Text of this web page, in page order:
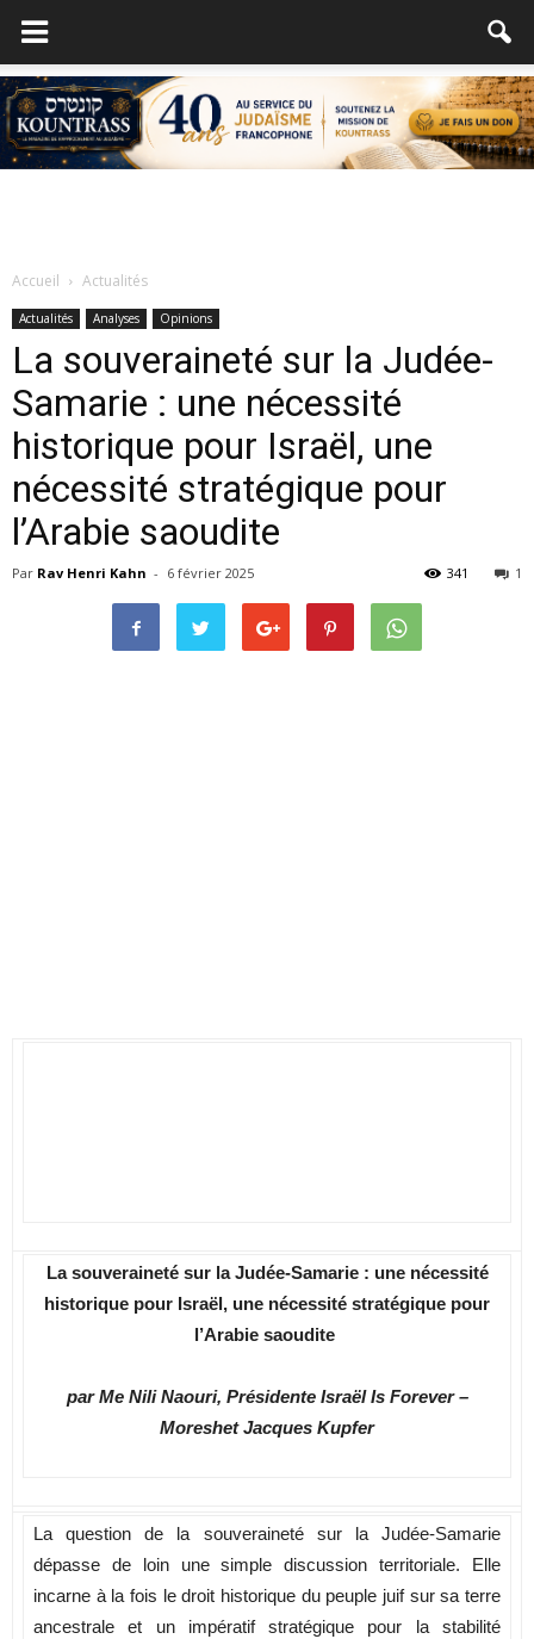
Accueil Actualités
Actualités Analyses Opinions
La souveraineté sur la Judée-
Samarie : une nécessité
historique pour Israël, une
nécessité stratégique pour
l’Arabie saoudite
Par Rav Henri Kahn - 6 février 2025 1
341
La souveraineté sur la Judée-Samarie : une nécessité
historique pour Israël, une nécessité stratégique pour
l’Arabie saoudite
par Me Nili Naouri, Présidente Israël Is Forever –
Moreshet Jacques Kupfer
La question de la souveraineté sur la Judée-Samarie
dépasse de loin une simple discussion territoriale. Elle
incarne à la fois le droit historique du peuple juif sur sa terre
ancestrale et un impératif stratégique pour la stabilité